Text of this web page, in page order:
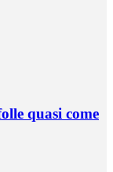
quasi come